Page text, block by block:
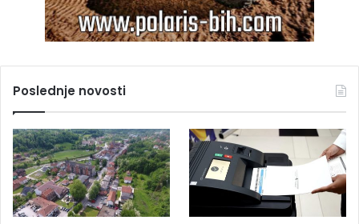
Poslednje novosti